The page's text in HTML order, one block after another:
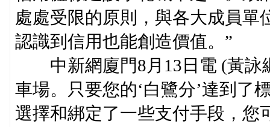
處處受限的原則，與各大成員單
認識到信用也能創造價值。”
中新網廈門8月13日電 (黃詠
車場。只要您的‘白鷺分’達到了
選擇和綁定了一些支付手段，您